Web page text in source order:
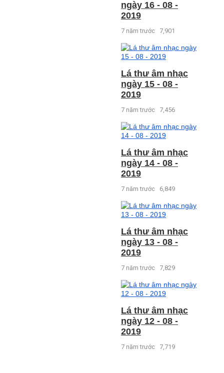
ngày 16 - 08 -
2019
7 năm trước 7,901
Lá thư âm nhạc
ngày 15 - 08 -
2019
7 năm trước 7,456
Lá thư âm nhạc
ngày 14 - 08 -
2019
7 năm trước 6,849
Lá thư âm nhạc
ngày 13 - 08 -
2019
7 năm trước 7,829
Lá thư âm nhạc
ngày 12 - 08 -
2019
7 năm trước 7,719